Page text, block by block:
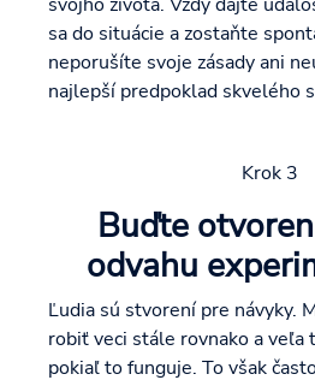
sa do situácie a zostaňte
neporušíte svoje zásady ani
najlepší predpoklad skvelého
Krok 3
Buďte
odvahu
Ľudia sú stvorení pre návyky.
robiť veci stále rovnako a veľa
pokiaľ to funguje. To však